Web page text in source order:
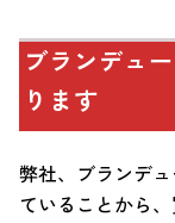
ブランデュ
ります
弊社、ブランデ
ていることから